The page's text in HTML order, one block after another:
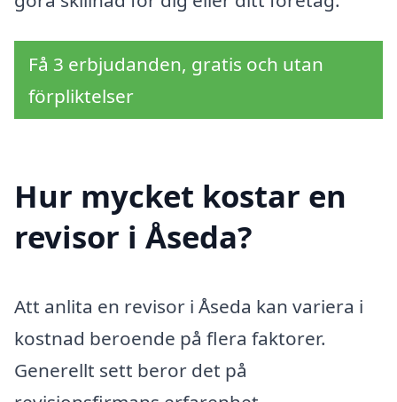
Få 3 erbjudanden, gratis och utan
förpliktelser
Hur mycket kostar en
revisor i Åseda?
Att anlita en revisor i Åseda kan variera i
kostnad beroende på flera faktorer.
Generellt sett beror det på